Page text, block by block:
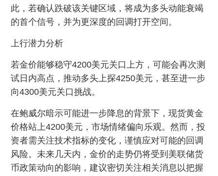
此，若确认跌破该关键区域，将成为多头动能衰竭
的首个信号，并为更深度的回调打开空间。
上行潜力分析
若金价能够稳守4200美元关口上方，可能会再次测
试日内高点，推动多头上探4250美元，甚至进一步
向4300美元关口挑战。
在鲍威尔暗示可能进一步降息的背景下，现货黄金
价格站上4200美元，市场情绪偏向乐观。然而，投
资者需关注技术指标的变化，谨慎应对可能的回调
风险。未来几天内，金价的走势仍将受到美联储货
币政策动向的影响，建议密切关注相关消息以把握